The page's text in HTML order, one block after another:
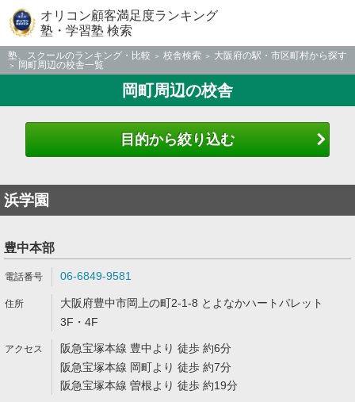
オリコン顧客満足度ランキング
塾・学習塾 検索
塾、スクールのランキング・比較 校舎検索
大阪府の駅・市区町村から探す
岡町周辺の校舎一覧
岡町周辺の校舎
目的から絞り込む
浜学園
豊中本部
06-6849-9581
大阪府豊中市岡上の町2-1-8 とよなかハートパレット
3F・4F
阪急宝塚本線 豊中より 徒歩 約6分
阪急宝塚本線 岡町より 徒歩 約7分
阪急宝塚本線 曽根より 徒歩 約19分